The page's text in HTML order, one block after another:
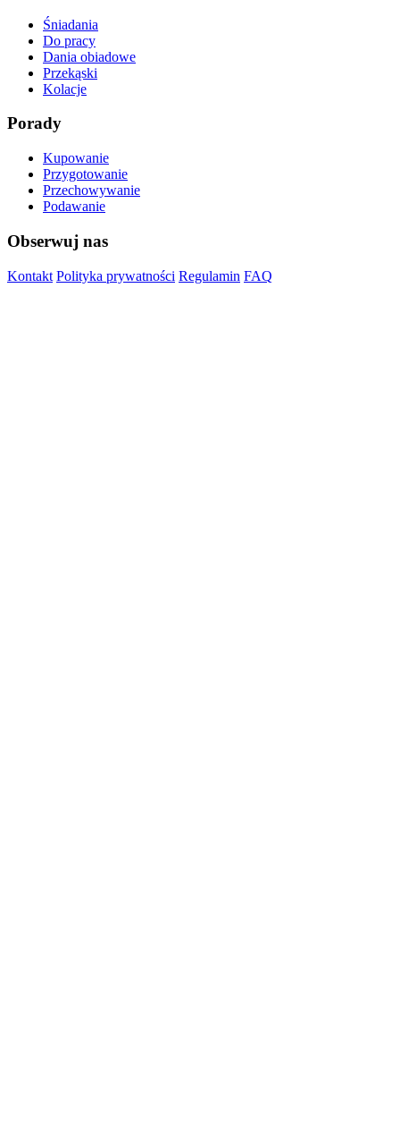
Śniadania
Do pracy
Dania obiadowe
Przekąski
Kolacje
Porady
Kupowanie
Przygotowanie
Przechowywanie
Podawanie
Obserwuj nas
Kontakt Polityka prywatności Regulamin FAQ